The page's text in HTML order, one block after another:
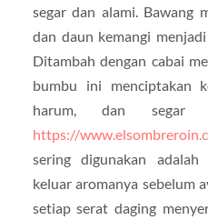
segar dan alami. Bawang
dan daun kemangi
Ditambah dengan cabai
bumbu ini menciptakan
harum, dan segar
https://
sering digunakan
keluar aromanya sebelum
setiap serat daging